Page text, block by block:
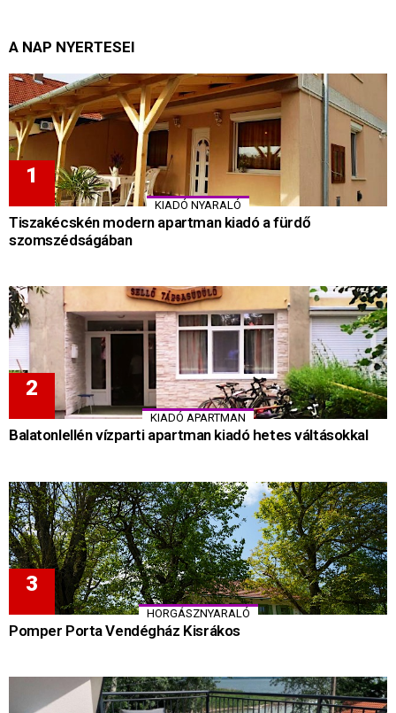
A NAP NYERTESEI
KIADÓ NYARALÓ
Tiszakécskén modern apartman kiadó a fürdő
szomszédságában
KIADÓ APARTMAN
Balatonlellén vízparti apartman kiadó hetes váltásokkal
HORGÁSZNYARALÓ
Pomper Porta Vendégház Kisrákos